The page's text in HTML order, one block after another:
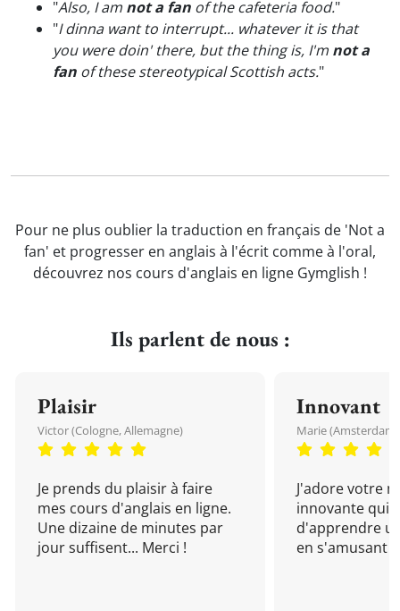
"Also, I am not a fan of the cafeteria food."
"I dinna want to interrupt... whatever it is that
you were doin' there, but the thing is, I'm not a
fan of these stereotypical Scottish acts."
Pour ne plus oublier la traduction en français de 'Not a
fan' et progresser en anglais à l'écrit comme à l'oral,
découvrez nos cours d'anglais en ligne Gymglish !
Ils parlent de nous :
Plaisir
Victor (Cologne, Allemagne)
Je prends du plaisir à faire
mes cours d'anglais en ligne.
Une dizaine de minutes par
jour suffisent... Merci !
Innovant
Marie (Amsterdam,
J'adore votre
innovante qui
d'apprendre
en s'amusant !